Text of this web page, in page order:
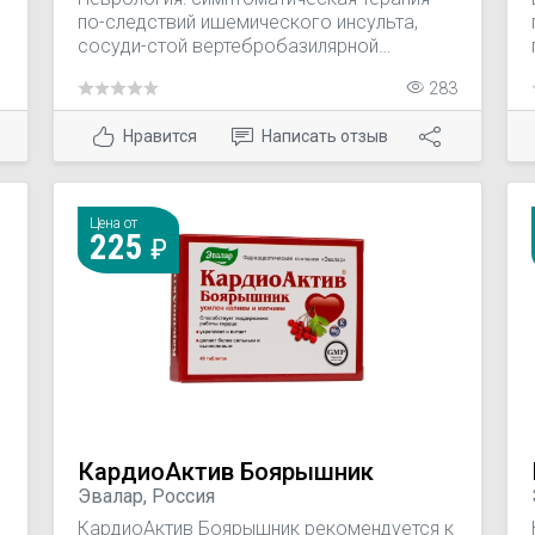
по-следствий ишемического инсульта,
сосуди-стой вертебробазилярной
атеросклероза сосу-дов головного
мозга, посттравматической,
гипертонической энцефалопатии.
Офтальмология: хронические сосудистые
заболевания сетчатки и сосудистой
оболоч-ки глаза. Отология: снижение
слуха перцептивного типа, болезнь
Меньера, ощущение шума в ушах.
283
Нравится Написать отзыв
Цена от
225
КардиоАктив Боярышник
Эвалар, Россия
КардиоАктив Боярышник рекомендуется к